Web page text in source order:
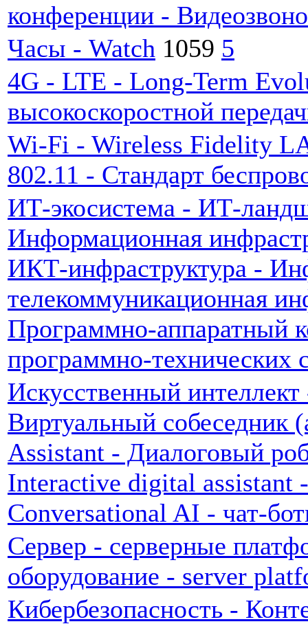
конференции -
Часы - Watch 1059 5
4G - LTE - Long-Term
высокоскоростной
Wi-Fi - Wireless Fidelity
802.11 - Стандарт
ИТ-экосистема - ИТ-
Информационная
ИКТ-инфраструктура -
телекоммуникационная
Программно-аппаратный
программно-технических
Искусственный
Виртуальный собеседник
Assistant - Диалоговый
Interactive digital assistant
Conversational AI - чат-
Сервер - серверные
оборудование - server
Кибербезопасность -